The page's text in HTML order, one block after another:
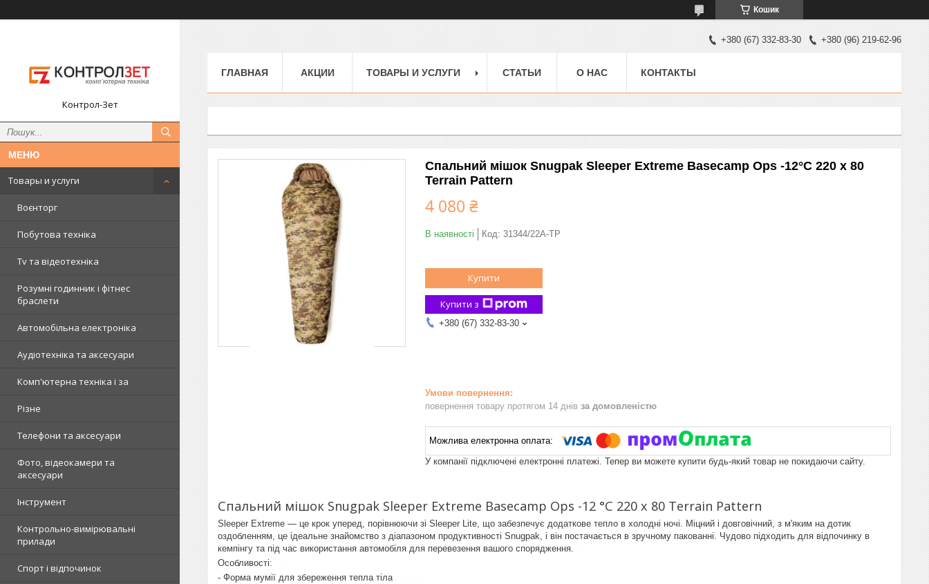
Кошик
Контрол-Зет
Товары и услуги
Воєнторг
Побутова техніка
Tv та відеотехніка
Розумні годинник і фітнес
браслети
Автомобільна електроніка
Аудіотехніка та аксесуари
Комп'ютерна техніка і за
Різне
Телефони та аксесуари
Фото, відеокамери та
аксесуари
Інструмент
Контрольно-вимірювальні
прилади
Спорт і відпочинок
+380 (67) 332-83-30 +380 (96) 219-62-96
ГЛАВНАЯ АКЦИИ ТОВАРЫ И УСЛУГИ СТАТЬИ О НАС КОНТАКТЫ
Спальний мішок Snugpak Sleeper Extreme Basecamp Ops -12°C 220 х 80
Terrain Pattern
4 080 ₴
В наявності Код: 31344/22A-TP
Купити
Купити з
+380 (67) 332-83-30
повернення товару протягом 14 днів за домовленістю
У компанії підключені електронні платежі. Тепер ви можете купити будь-який товар не покидаючи сайту.
Спальний мішок Snugpak Sleeper Extreme Basecamp Ops -12 °C 220 х 80 Terrain Pattern
Sleeper Extreme — це крок уперед, порівнюючи зі Sleeper Lite, що забезпечує додаткове тепло в холодні ночі. Міцний і довговічний, з м'яким на дотик
оздобленням, це ідеальне знайомство з діапазоном продуктивності Snugpak, і він постачається в зручному пакованні. Чудово підходить для відпочинку в
кемпінгу та під час використання автомобіля для перевезення вашого спорядження.
Особливості:
- Форма мумії для збереження тепла тіла